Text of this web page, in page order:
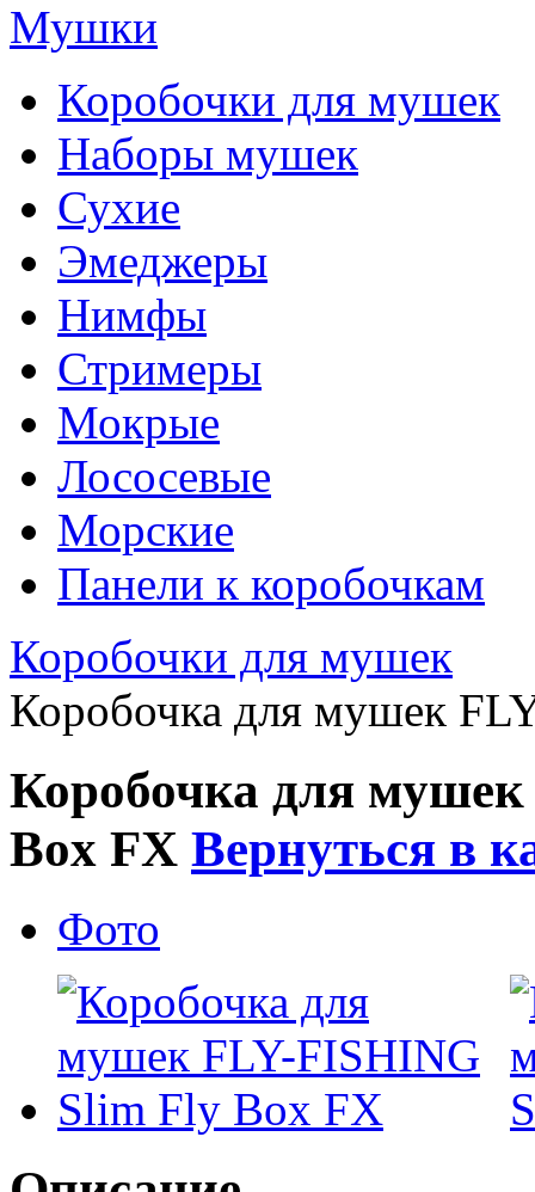
Мушки
Коробочки для мушек
Наборы мушек
Сухие
Эмеджеры
Нимфы
Стримеры
Мокрые
Лососевые
Морские
Панели к коробочкам
Коробочки для мушек
Коробочка для мушек
Коробочка для
Box FX Вернуться в
Фото